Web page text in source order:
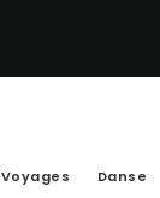
Voyages Danse